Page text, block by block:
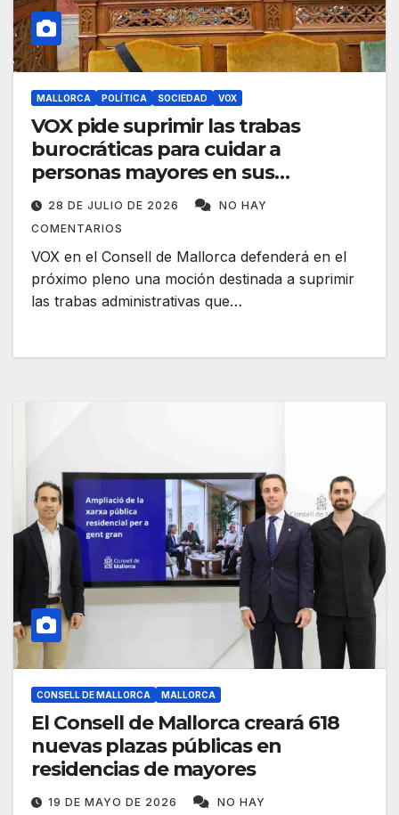
MALLORCA POLÍTICA SOCIEDAD VOX
VOX pide suprimir las trabas
burocráticas para cuidar a
personas mayores en sus
domicilios
28 DE JULIO DE 2026
NO HAY
COMENTARIOS
VOX en el Consell de Mallorca defenderá en el
próximo pleno una moción destinada a suprimir
las trabas administrativas que…
CONSELL DE MALLORCA MALLORCA
El Consell de Mallorca creará 618
nuevas plazas públicas en
residencias de mayores
19 DE MAYO DE 2026
NO HAY